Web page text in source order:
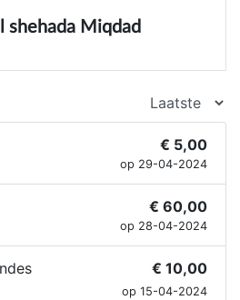
shehada Miqdad
€ 5,00
op 29-04-2024
€ 60,00
op 28-04-2024
€ 10,00
op 15-04-2024